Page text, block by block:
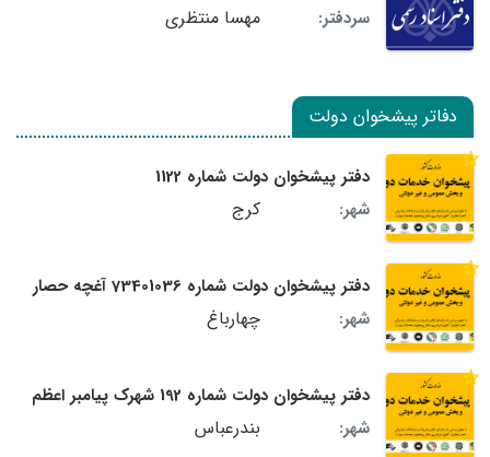
سردفتر:
مهسا منتظری
دفاتر پیشخوان دولت
دفتر پیشخوان دولت شماره 1122
شهر:
کرج
دفتر پیشخوان دولت شماره 73401036 آغچه حصار
شهر:
چهارباغ
دفتر پیشخوان دولت شماره 192 شهرک پیامبر اعظم
شهر:
بندرعباس